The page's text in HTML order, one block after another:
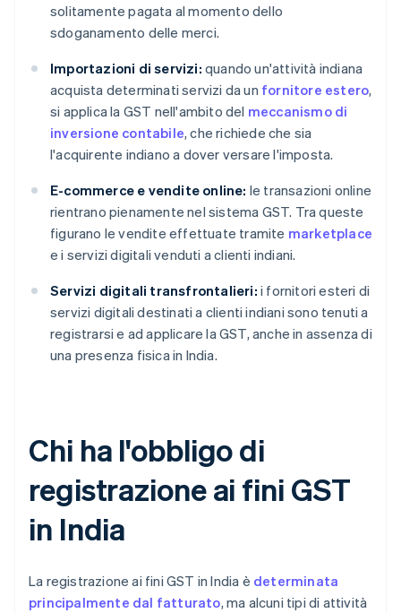
solitamente pagata al momento dello
sdoganamento delle merci.
Importazioni di servizi: quando un'attività indiana
acquista determinati servizi da un fornitore estero,
si applica la GST nell'ambito del meccanismo di
inversione contabile, che richiede che sia
l'acquirente indiano a dover versare l'imposta.
E-commerce e vendite online: le transazioni online
rientrano pienamente nel sistema GST. Tra queste
figurano le vendite effettuate tramite marketplace
e i servizi digitali venduti a clienti indiani.
Servizi digitali transfrontalieri: i fornitori esteri di
servizi digitali destinati a clienti indiani sono tenuti a
registrarsi e ad applicare la GST, anche in assenza di
una presenza fisica in India.
Chi ha l'obbligo di
registrazione ai fini GST
in India
La registrazione ai fini GST in India è determinata
principalmente dal fatturato, ma alcuni tipi di attività